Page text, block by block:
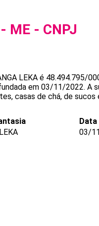
ME - CNPJ
LEKA é 48.494.795/
em 03/11/2022. A
casas de chá, de sucos
Data
03/